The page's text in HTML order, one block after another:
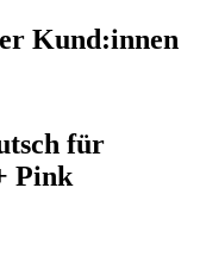
Kund:innen
für
Pink